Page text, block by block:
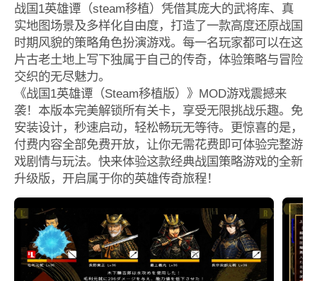
战国1英雄谭（steam移植）凭借其庞大的武将库、真
实地图场景及多样化自由度，打造了一款高度还原战国
时期风貌的策略角色扮演游戏。每一名玩家都可以在这
片古老土地上写下独属于自己的传奇，体验策略与冒险
交织的无尽魅力。
《战国1英雄谭（Steam移植版）》MOD游戏震撼来
袭！本版本完美解锁所有关卡，享受无限挑战乐趣。免
安装设计，秒速启动，轻松畅玩无等待。更惊喜的是，
付费内容全部免费开放，让你无需花费即可体验完整游
戏剧情与玩法。快来体验这款经典战国策略游戏的全新
升级版，开启属于你的英雄传奇旅程！